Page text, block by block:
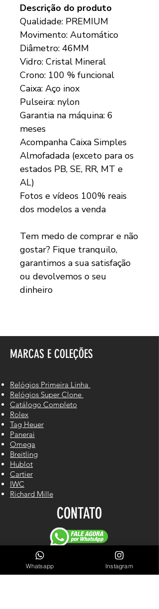
Descrição do produto
Qualidade: PREMIUM
Movimento: Automático
Diâmetro: 46MM
Vidro: Cristal Mineral
Crono: 100 % funcional
Caixa: Aço inox
Pulseira: nylon
Garantia na máquina: 6
meses
Acompanha Caixa Simples
Almofadada (exceto para os
estados PB, SE, RR, MT e
AL)
Fotos e vídeos 100% reais
dos modelos a venda
Tem medo de comprar e não
gostar? Fique tranquilo,
garantimos a sua satisfação
ou devolvemos o seu
dinheiro
MARCAS E COLEÇÕES
Relógios Primeira Linha
Relógios Super Clone
Catálogo Completo
Rolex
Tag Heuer
Panerai
Omega
Breitling
Hublot
Cartier
IWC
Richard Mille
CONTATO
Cel/WhastApp: (61) 98140-2550
Whatsapp Instagram